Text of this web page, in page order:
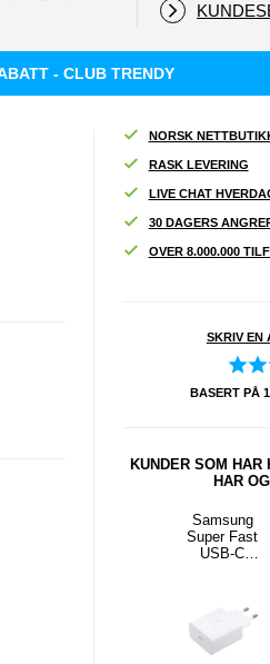
- CLUB TRENDY
NORSK
RASK LEVERING
LIVE CHAT
30 DAGERS
OVER 8.000.000
SKRIV EN
BASERT PÅ1
KUNDER SOM
HAR
Samsung
Super Fast
USB-C
65W - Bulk -